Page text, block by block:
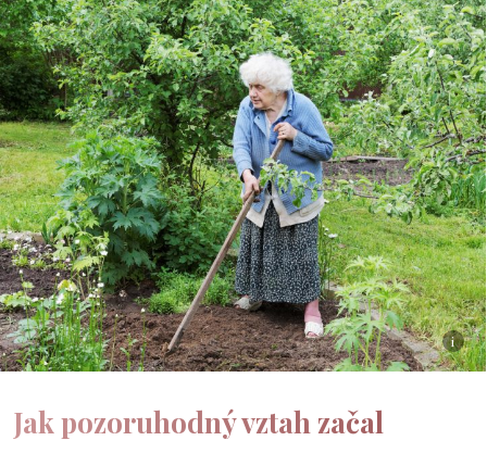
i
Jak pozoruhodný vztah začal